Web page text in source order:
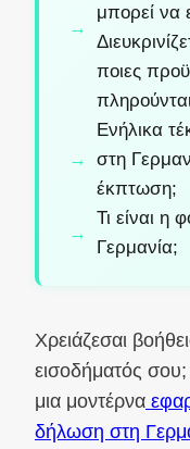
μπορεί να
ποιες
Ενήλικα
στη
έκπτωση;
Τι είναι η
Γερμανία;
Χρειάζεσαι
εισοδήματός
μια μοντέρνα
δήλωση στη